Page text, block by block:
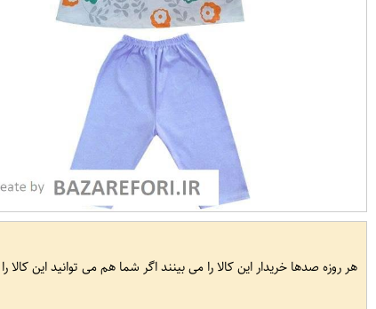
هر روزه صدها خریدار این کالا را می بینند اگر شما هم می توانید این کالا